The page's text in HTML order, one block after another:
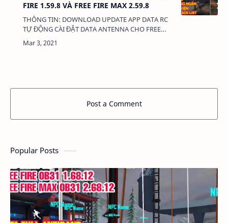
FIRE 1.59.8 VÀ FREE FIRE MAX 2.59.8
THÔNG TIN: DOWNLOAD UPDATE APP DATA RC
TỰ ĐỘNG CÀI ĐẶT DATA ANTENNA CHO FREE
FIRE 1.59.8 VÀ FREE FIRE MAX 2.59.8 DUNG
LƯỢNG: 400KB LINK: (adsbygoogle =
Post a Comment
Popular Posts